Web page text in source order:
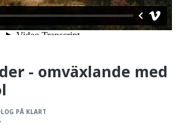
- omväxlande med
PÅ KLART